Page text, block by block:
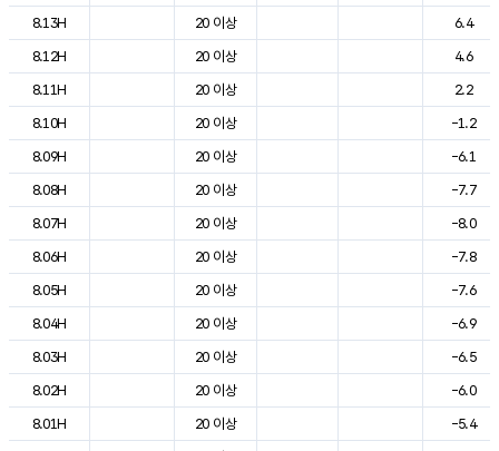
8.13H
20 이상
6.4
8.12H
20 이상
4.6
8.11H
20 이상
2.2
8.10H
20 이상
-1.2
8.09H
20 이상
-6.1
8.08H
20 이상
-7.7
8.07H
20 이상
-8.0
8.06H
20 이상
-7.8
8.05H
20 이상
-7.6
8.04H
20 이상
-6.9
8.03H
20 이상
-6.5
8.02H
20 이상
-6.0
8.01H
20 이상
-5.4